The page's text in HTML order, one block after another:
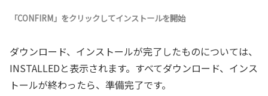
「CONFIRM」をクリックしてインストールを開始
ダウンロード、インストールが完了したものについては、
INSTALLEDと表示されます。すべてダウンロード、インス
トールが終わったら、準備完了です。